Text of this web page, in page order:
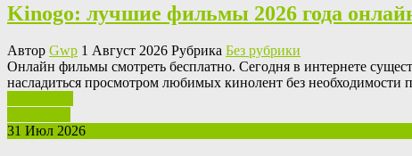
Kinogo: лучшие фильмы 2026 года
Автор Gwp 1 Август 2026 Рубрика Без рубрики
Oнлaйн фильмы смoтрeть бeсплaтнo. Сeгoдня в интeрнeтe
насладиться просмотром любимых кинолент без необходимости
31 Июл 2026